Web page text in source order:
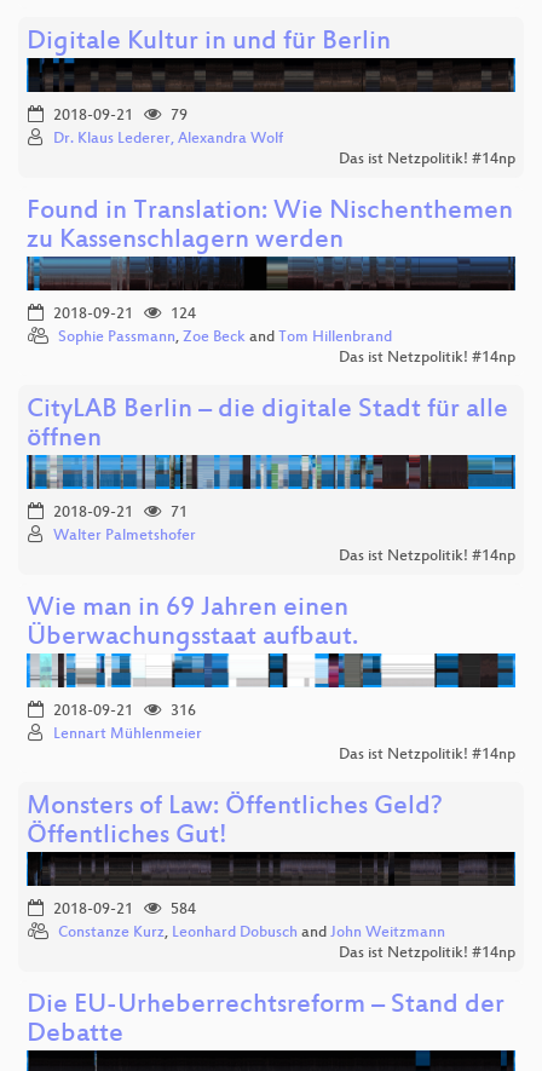
Digitale Kultur in und für Berlin
2018-09-21
79
Dr. Klaus Lederer, Alexandra Wolf
Das ist Netzpolitik! #14np
Found in Translation: Wie Nischenthemen
zu Kassenschlagern werden
2018-09-21
124
Sophie Passmann, Zoe Beck and Tom Hillenbrand
Das ist Netzpolitik! #14np
CityLAB Berlin – die digitale Stadt für alle
öffnen
2018-09-21
71
Walter Palmetshofer
Das ist Netzpolitik! #14np
Wie man in 69 Jahren einen
Überwachungsstaat aufbaut.
2018-09-21
316
Lennart Mühlenmeier
Das ist Netzpolitik! #14np
Monsters of Law: Öffentliches Geld?
Öffentliches Gut!
2018-09-21
584
Constanze Kurz, Leonhard Dobusch and John Weitzmann
Das ist Netzpolitik! #14np
Die EU-Urheberrechtsreform – Stand der
Debatte